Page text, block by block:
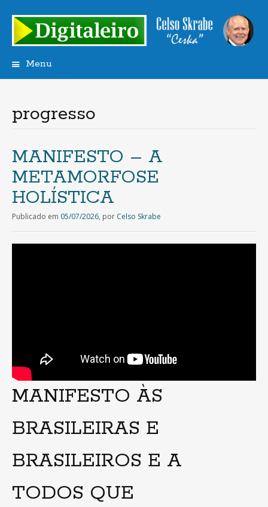
Menu
conteúdo
progresso
MANIFESTO – A
METAMORFOSE
HOLÍSTICA
Publicado em 05/07/2026, por Celso Skrabe
MANIFESTO ÀS
BRASILEIRAS E
BRASILEIROS E A
TODOS QUE